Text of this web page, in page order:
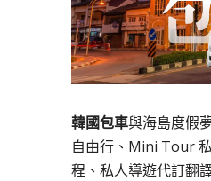
韓國包車與海島度假
自由行、Mini Tour
程、私人導遊代訂翻